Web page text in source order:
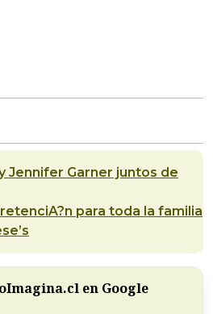
Jennifer Garner juntos de
para toda la familia
en Google